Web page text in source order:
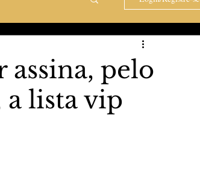
assina, pelo
lista vip